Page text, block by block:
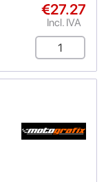
€27.27
Incl. IVA